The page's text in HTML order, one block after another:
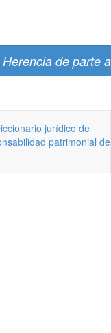
Herencia de parte
jurídico de
patrimonial de